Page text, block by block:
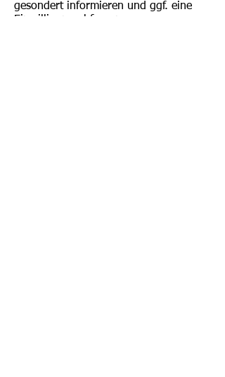
gesondert informieren und ggf. eine
Einwilligung abfragen.